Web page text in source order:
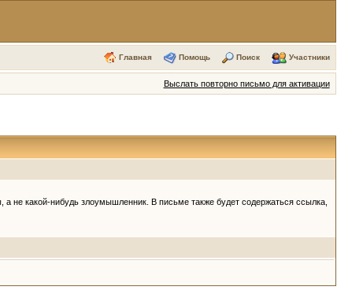
Главная Помощь Поиск Участники
Выслать повторно письмо для активации
не какой-нибудь злоумышленник. В письме также будет содержаться ссылка,